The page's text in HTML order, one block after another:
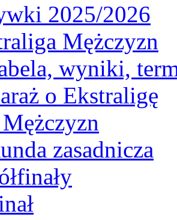
2025/2026
Mężczyzn
wyniki,
o Ekstraligę
zasadnicza